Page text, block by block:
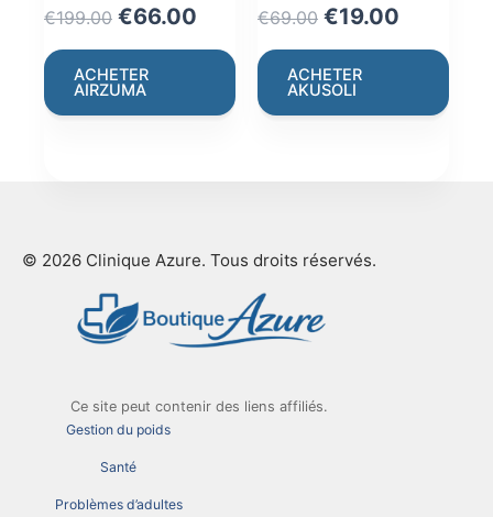
€199.00 Original
price
was:
€199.00.
€66.00 Current
price
€66.00.
ACHETER
AIRZUMA
€69.00 Original
price
was:
€69.00.
€19.00
price
€19.00.
ACHETER
AKUSOLI
© 2026 Clinique Azure. Tous droits réservés.
Ce site peut contenir des liens affiliés.
Gestion du poids
Santé
Problèmes d’adultes